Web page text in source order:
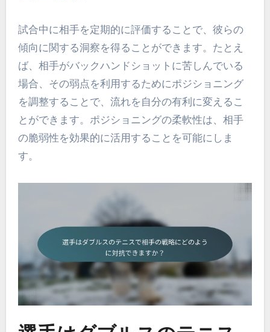
試合中に相手を定期的に評価することで、彼らの
傾向に関する洞察を得ることができます。たとえ
ば、相手がバックハンドショットに苦しんでいる
場合、その弱点を利用するためにポジショニング
を調整することで、流れを自分の有利に変えるこ
とができます。ポジショニングの柔軟性は、相手
の脆弱性を効果的に活用することを可能にしま
す。